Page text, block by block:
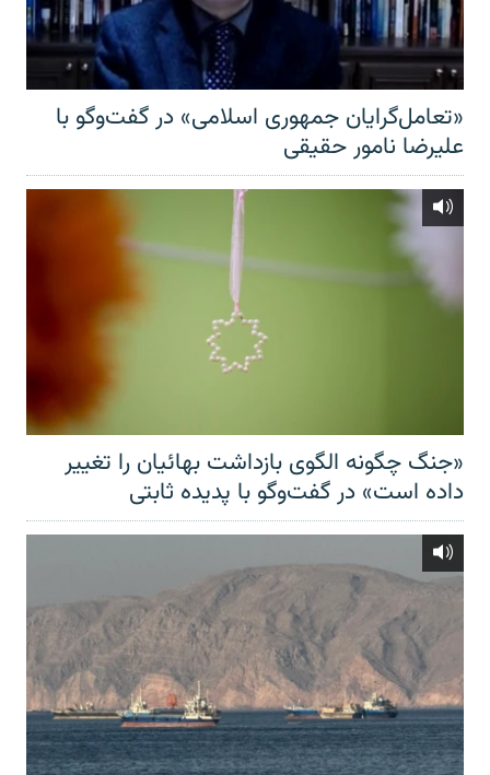
«تعامل‌گرایان جمهوری اسلامی» در گفت‌وگو با
علیرضا نامور حقیقی
«جنگ چگونه الگوی بازداشت بهائیان را تغییر
داده است» در گفت‌وگو با پدیده ثابتی